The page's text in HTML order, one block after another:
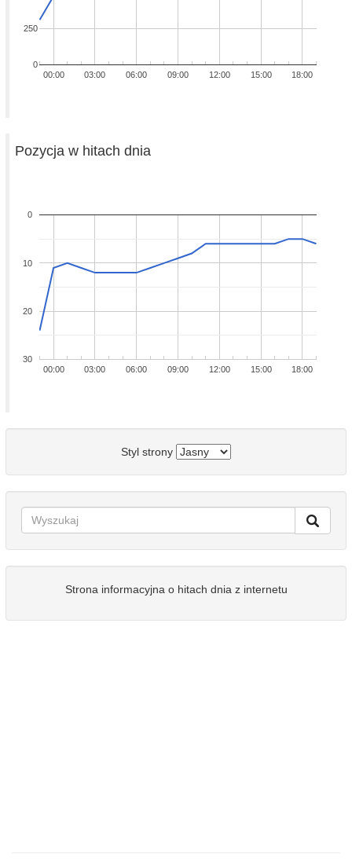
00:00 03:00 06:00 09:00 12:00 15:00 18:00
0
250
Pozycja w hitach dnia
00:00 03:00 06:00 09:00 12:00 15:00 18:00
0
10
20
30
Styl strony
Strona informacyjna o hitach dnia z internetu